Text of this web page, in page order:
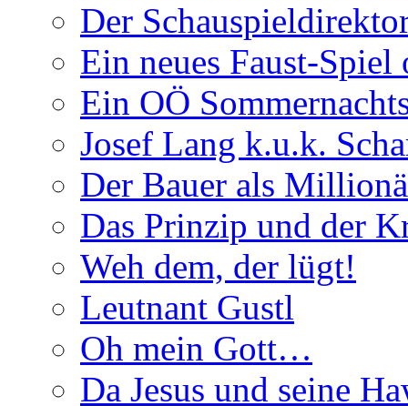
Der
Ein neues Faust-Spiel
Ein OÖ
Josef Lang k.u.k.
Der Bauer als
Das Prinzip und der
Weh dem, der lügt!
Leutnant Gustl
Oh mein Gott…
Da Jesus und seine